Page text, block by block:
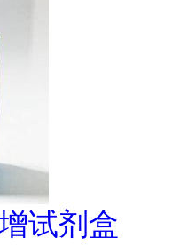
试剂盒